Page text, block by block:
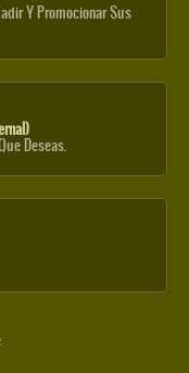
Y Promocionar Sus
Deseas.